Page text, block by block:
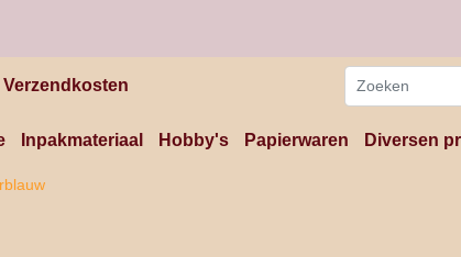
Verzendkosten
Inpakmateriaal Hobby's Papierwaren Diversen